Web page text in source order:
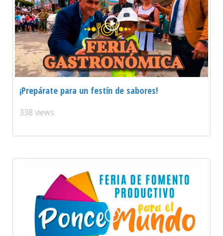
¡Prepárate para un festín de sabores!
338 views